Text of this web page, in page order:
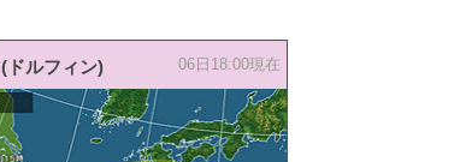
(ドルフィン) 06日18:00現在